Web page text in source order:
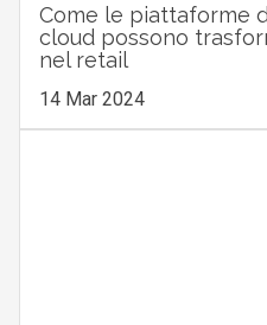
Come le piattaforme
cloud possono
nel retail
14 Mar 2024